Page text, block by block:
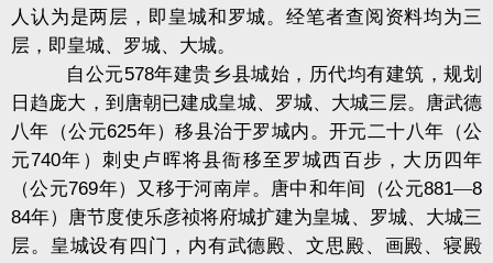
人认为是两层，即皇城和罗城。经笔者查阅资料均为三
层，即皇城、罗城、大城。
自公元578年建贵乡县城始，历代均有建筑，规划
日趋庞大，到唐朝已建成皇城、罗城、大城三层。唐武德
八年（公元625年）移县治于罗城内。开元二十八年（公
元740年）刺史卢晖将县衙移至罗城西百步，大历四年
（公元769年）又移于河南岸。唐中和年间（公元881—8
84年）唐节度使乐彦祯将府城扩建为皇城、罗城、大城三
层。皇城设有四门，内有武德殿、文思殿、画殿、寝殿